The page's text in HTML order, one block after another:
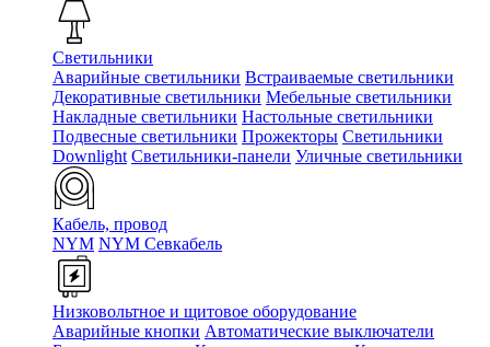
Светильники
Аварийные светильники Встраиваемые светильники
Декоративные светильники Мебельные светильники
Накладные светильники Настольные светильники
Подвесные светильники Прожекторы Светильники
Downlight Светильники-панели Уличные светильники
Кабель, провод
NYM NYM Севкабель
Низковольтное и щитовое оборудование
Аварийные кнопки Автоматические выключатели